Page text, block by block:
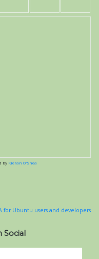
by Kieran O'Shea